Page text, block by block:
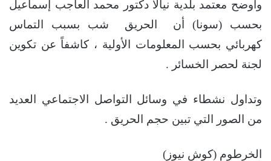
وأوضح معتمد بلدية نيالا دكتور محمد العاجب إسماعيل
بحسب (سونا) أن الحريق شب بسبب التماس
كهربائي بحسب المعلومات الأولية ، كاشفاً عن تكوين
لجنة لحصر الخسائر .
وتداول نشطاء في وسائل التواصل الاجتماعي العديد
من الصور التي تبين حجم الحريق .
الخرطوم (كوش نيوز)